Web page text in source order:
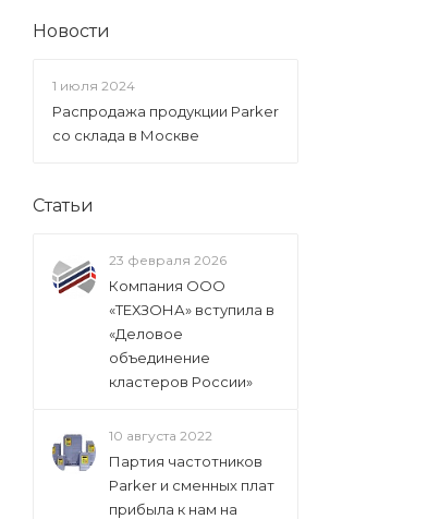
Новости
1 июля 2024
Распродажа продукции Parker
со склада в Москве
Статьи
23 февраля 2026
Компания ООО
«ТЕХЗОНА» вступила в
«Деловое
объединение
кластеров России»
10 августа 2022
Партия частотников
Parker и сменных плат
прибыла к нам на